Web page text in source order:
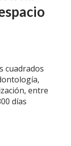
cuadrados
entre
días